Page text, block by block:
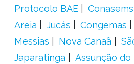
Protocolo BAE
Conasems
Areia
Jucás Congemas
Messias
Nova Canaã
Japaratinga
Assunção do